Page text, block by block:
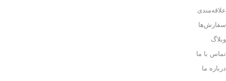
علاقه‌مندی
سفارش‌ها
وبلاگ
تماس با ما
درباره ما